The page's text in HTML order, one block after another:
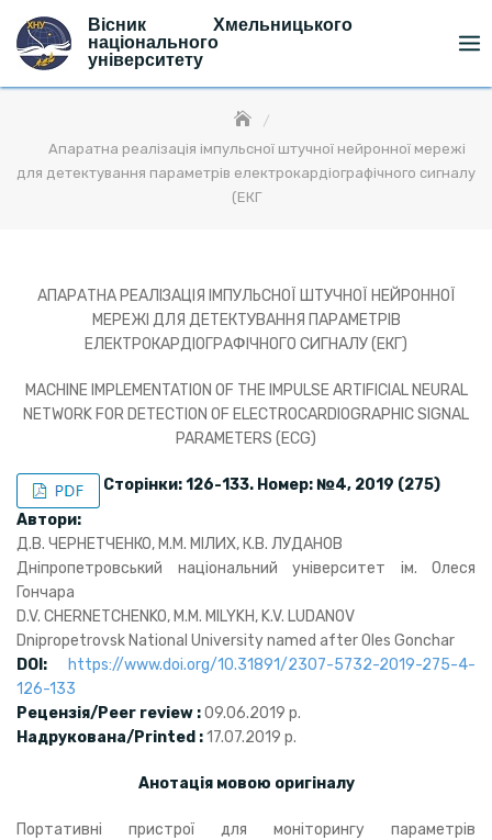
content
Вісник Хмельницького
національного
університету
Апаратна реалізація імпульсної штучної нейронної мережі
для детектування параметрів електрокардіографічного сигналу
(ЕКГ
АПАРАТНА РЕАЛІЗАЦІЯ ІМПУЛЬСНОЇ ШТУЧНОЇ НЕЙРОННОЇ
МЕРЕЖІ ДЛЯ ДЕТЕКТУВАННЯ ПАРАМЕТРІВ
ЕЛЕКТРОКАРДІОГРАФІЧНОГО СИГНАЛУ (ЕКГ)
MACHINE IMPLEMENTATION OF THE IMPULSE ARTIFICIAL NEURAL
NETWORK FOR DETECTION OF ELECTROCARDIOGRAPHIC SIGNAL
PARAMETERS (ECG)
Сторінки: 126-133. Номер: №4, 2019 (275)
Автори:
Д.В. ЧЕРНЕТЧЕНКО, М.М. МІЛИХ, К.В. ЛУДАНОВ
Дніпропетровський національний університет ім. Олеся
Гончара
D.V. CHERNETCHENKO, M.M. MILYKH, K.V. LUDANOV
Dnipropetrovsk National University named after Oles Gonchar
DOI:
https://www.doi.org/10.31891/2307-5732-2019-275-4-
126-133
Рецензія/Peer review :09.06.2019 р.
Надрукована/Printed :17.07.2019 р.
Анотація мовою оригіналу
Портативні пристрої для моніторингу параметрів